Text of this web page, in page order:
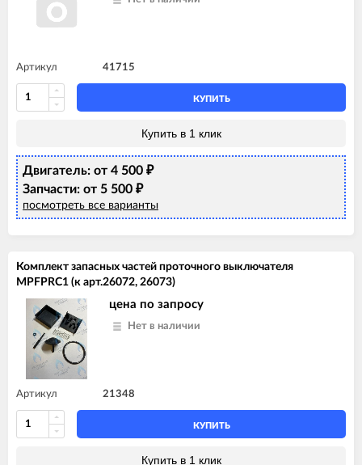
Артикул 41715
КУПИТЬ
Купить в 1 клик
Двигатель: от 4 500 ₽
Запчасти: от 5 500 ₽
посмотреть все варианты
Комплект запасных частей проточного выключателя
MPFPRC1 (к арт.26072, 26073)
цена по запросу
Нет в наличии
Артикул 21348
КУПИТЬ
Купить в 1 клик